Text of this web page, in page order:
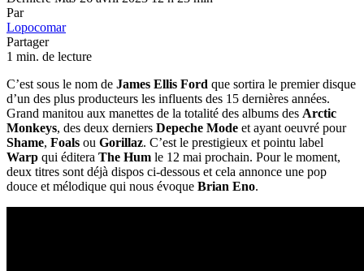
Par
Lopocomar
Partager
1 min. de lecture
C’est sous le nom de James Ellis Ford que sortira le premier disque
d’un des plus producteurs les influents des 15 dernières années.
Grand manitou aux manettes de la totalité des albums des Arctic
Monkeys, des deux derniers Depeche Mode et ayant oeuvré pour
Shame, Foals ou Gorillaz. C’est le prestigieux et pointu label
Warp qui éditera The Hum le 12 mai prochain. Pour le moment,
deux titres sont déjà dispos ci-dessous et cela annonce une pop
douce et mélodique qui nous évoque Brian Eno.